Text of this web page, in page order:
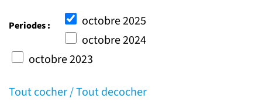
Periodes :
octobre 2025
octobre 2024
octobre 2023
Tout cocher /Tout decocher